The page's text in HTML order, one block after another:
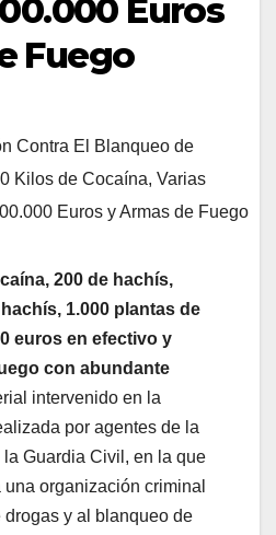
Euros
Fuego
200 de hachís,
1.000 plantas de
euros en efectivo y
con abundante
intervenido en la
por agentes de la
Guardia Civil, en la que
organización criminal
y al blanqueo de